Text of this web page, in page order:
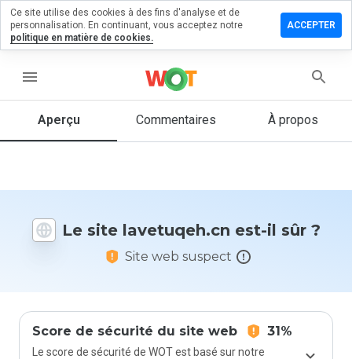
menu
Aperçu Commentaires À propos
Le site lavetuqeh.cn est-il sûr ?
Site web suspect
Score de sécurité du site web 31%
Le score de sécurité de WOT est basé sur notre
un
1 et 5
vous à ce
site ?
Ce site utilise des cookies à des fins d'analyse et de
personnalisation. En continuant, vous acceptez notre
politique en matière de cookies.
ACCEPTER